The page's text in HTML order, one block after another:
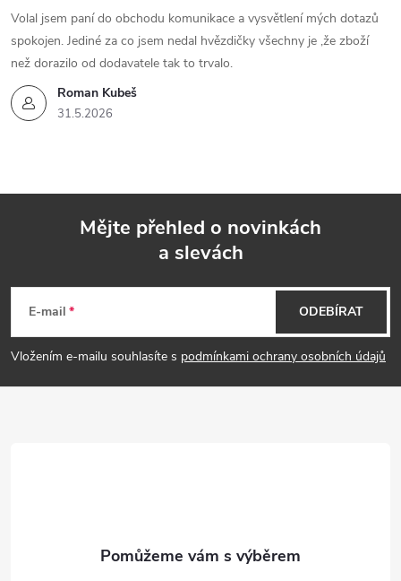
Roman Kubeš
31.5.2026
Volal jsem paní do obchodu komunikace a vysvětlení mých dotazů
spokojen. Jediné za co jsem nedal hvězdičky všechny je ,že zboží
než dorazilo od dodavatele tak to trvalo.
p
a
Mějte přehled o novinkách
a slevách
E-mail
Vložením e-mailu souhlasíte s podmínkami ochrany osobních údajů
ODEBÍRAT